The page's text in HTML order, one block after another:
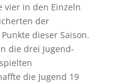
vier in den Einzeln
der
dieser Saison.
die drei Jugend-
die Jugend 19